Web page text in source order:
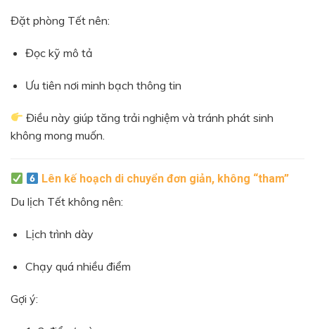
Đặt phòng Tết nên:
Đọc kỹ mô tả
Ưu tiên nơi minh bạch thông tin
Điều này giúp tăng trải nghiệm và tránh phát sinh
không mong muốn.
Lên kế hoạch di chuyển đơn giản, không “tham”
Du lịch Tết không nên:
Lịch trình dày
Chạy quá nhiều điểm
Gợi ý: